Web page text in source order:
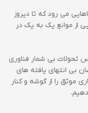
می رود که تا دیروز
از موانع یک به یک در
تحولات بی شمار فناوری
بی انتهای یافته های
موثق را از گوشه و کنار